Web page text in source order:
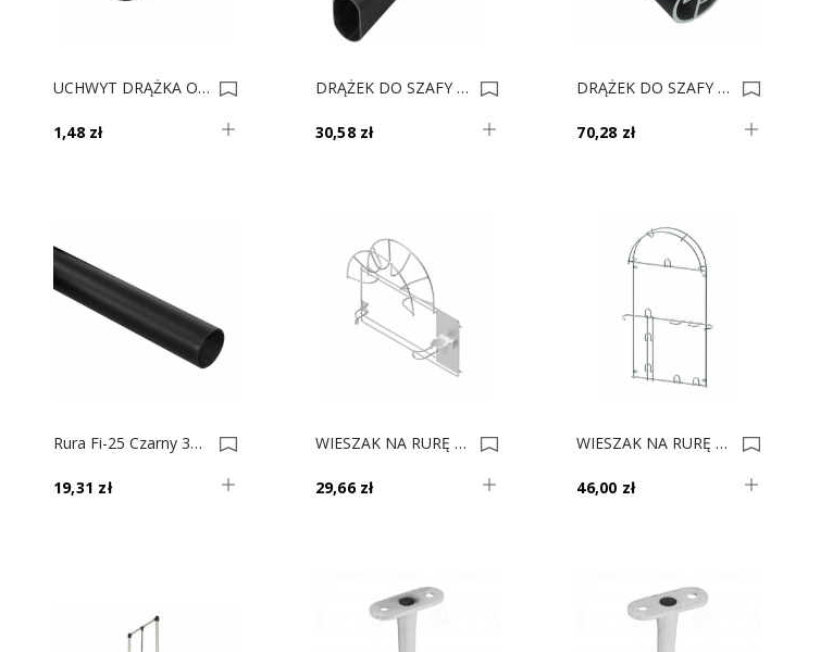
UCHWYT DRĄŻKA OWALNEGO CZARNY 30X15 0022681
1,48 zł
DRĄŻEK DO SZAFY OWAL CZARNY 3mb Gr. 0,8mm 0022680
30,58 zł
DRĄŻEK DO SZAFY PODŚWIETLANY CZARNY 2m Fi-25 HL 0022290
70,28 zł
Rura Fi-25 Czarny 3m Gr.1,0 0022247
19,31 zł
WIESZAK NA RURĘ DO ODKURZACZA MAŁY EFEKT CHROM 0021464
29,66 zł
WIESZAK NA RURĘ DO ODKURZACZA DUŻY EFEKT CHROM 0021463
46,00 zł